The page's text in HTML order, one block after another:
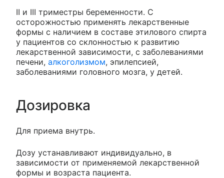
II и III триместры беременности. С
осторожностью применять лекарственные
формы с наличием в составе этилового спирта
у пациентов со склонностью к развитию
лекарственной зависимости, с заболеваниями
печени, алкоголизмом, эпилепсией,
заболеваниями головного мозга, у детей.
Дозировка
Для приема внутрь.
Дозу устанавливают индивидуально, в
зависимости от применяемой лекарственной
формы и возраста пациента.